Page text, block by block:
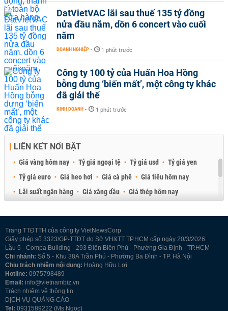
DatVietVAC lãi sau thuế 135 tỷ đồng
nửa đầu năm, dồn 6 concert vào cuối
năm
DOANH NGHIỆP - 1 phút trước
Công ty 100 tỷ của Huấn Hoa Hồng
bỗng dưng ‘biến mất’, một công ty khác
đã giải thể
KINH DOANH - 1 phút trước
LIÊN KẾT NỔI BẬT
Giá vàng hôm nay Tỷ giá ngoại tệ Tỷ giá usd
Tỷ giá yen
Tỷ giá euro
Giá heo hơi Giá cà phê
Giá tiêu hôm nay
Lãi suất ngân hàng
Giá xăng dầu
Giá thép hôm nay
Trang TTĐTTH của công ty VietNewsCorp
Giấy phép số 3323/GP-TTĐT do Sở VH&TT TP.HCM cấp ngày 20/3/2026
Lầu 5 - Compa Building - 293 Điện Biên Phủ - Phường Gia Định - TP.HCM
Chi nhánh: Số 5 - Khu 38A Trần Phú - Phường Ba Đình - TP. Hà Nội
Chịu trách nhiệm nội dung: Hoàng Hữu Lợi
Hotline: 0975798489
Email: info@vietnambiz.vn
Trách nhiệm về thông tin
DỊCH VỤ QUẢNG CÁO
Tel: 0931589222 (Ms Ngọc)